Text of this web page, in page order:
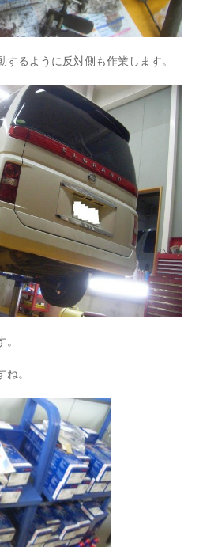
るように反対側も作業します。
。